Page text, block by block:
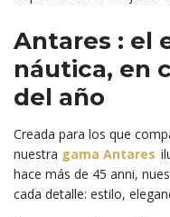
Antares : el
náutica, en
del año
Creada para los que
nuestra gama Antares
hace más de 45 anni,
cada detalle: estilo,